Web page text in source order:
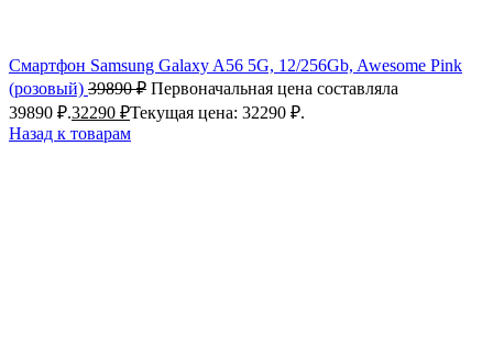
Смартфон Samsung Galaxy A56 5G, 12/256Gb, Awesome Pink
(розовый) 39890₽ Первоначальная цена составляла
39890 ₽.32290 ₽Текущая цена: 32290 ₽.
Назад к товарам